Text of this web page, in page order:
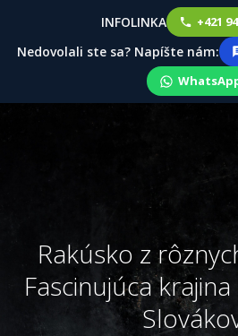
INFOLINKA +421
Nedovolali ste sa? Napíšte nám:
Rakúsko z
Fascinujúca